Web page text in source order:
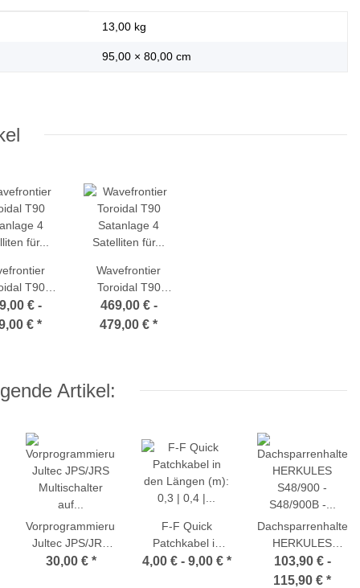
13,00 kg
95,00 × 80,00 cm
T90
4
für 16
€ -
€ *
Wavefrontier
Toroidal T90
Satanlage 4
Satelliten für 8
469,00 € -
479,00 € *
Artikel:
Vorprogrammierung
Jultec JPS/JRS
Multischalter auf
30,00 € *
F-F Quick
Patchkabel in
den Längen (m):
4,00 € - 9,00 € *
HERKULES
S48/900 -
S48/900B -
103,90 € -
115,90 € *